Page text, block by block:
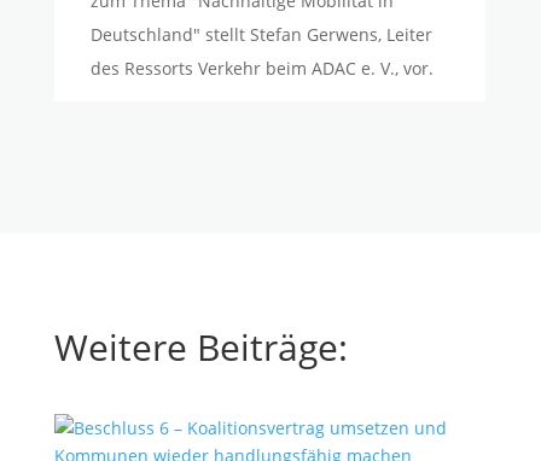
Deutschland" stellt Stefan Gerwens, Leiter
des Ressorts Verkehr beim ADAC e. V., vor.
Weitere Beiträge: